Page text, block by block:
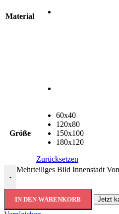
Material
Größe
60x40
120x80
150x100
180x120
Zurücksetzen
-
Mehrteiliges Bild Innenstadt
IN DEN WARENKORB Jetzt